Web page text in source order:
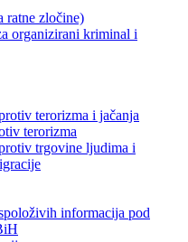
ratne zločine)
organizirani kriminal i
terorizma i jačanja
terorizma
trgovine ljudima i
informacija pod